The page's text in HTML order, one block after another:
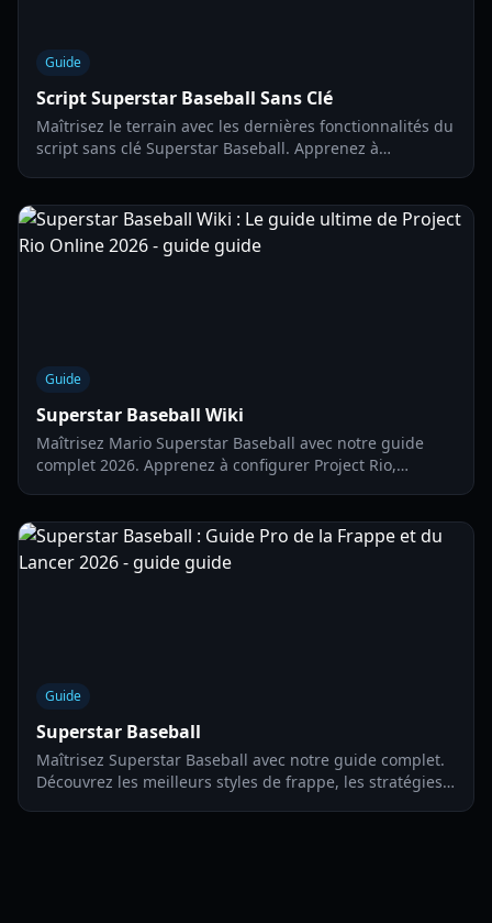
Guide
Script Superstar Baseball Sans Clé
Maîtrisez le terrain avec les dernières fonctionnalités du
script sans clé Superstar Baseball. Apprenez à
Guide
Superstar Baseball Wiki
Maîtrisez Mario Superstar Baseball avec notre guide
complet 2026. Apprenez à configurer Project Rio,
Guide
Superstar Baseball
Maîtrisez Superstar Baseball avec notre guide complet.
Découvrez les meilleurs styles de frappe, les stratégies